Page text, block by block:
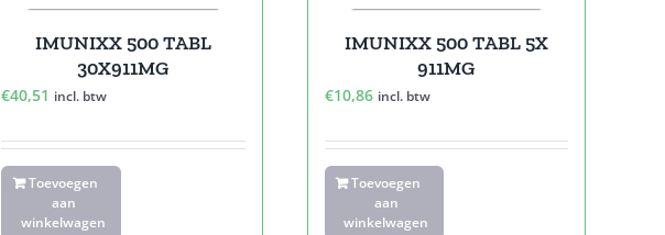
IMUNIXX 500 TABL
30X911MG
€40,51 incl. btw
Toevoegen
aan
winkelwagen
IMUNIXX 500 TABL 5X
911MG
€10,86 incl. btw
Toevoegen
aan
winkelwagen